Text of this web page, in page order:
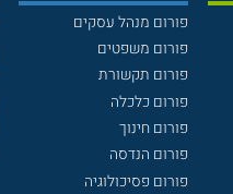
פורום מנהל עסקים
פורום משפטים
פורום תקשורת
פורום כלכלה
פורום חינוך
פורום הנדסה
פורום פסיכולוגיה